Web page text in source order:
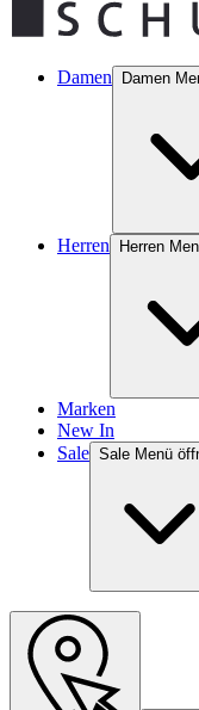
Damen Damen
Herren Herren
Marken
New In
Sale Sale Menü